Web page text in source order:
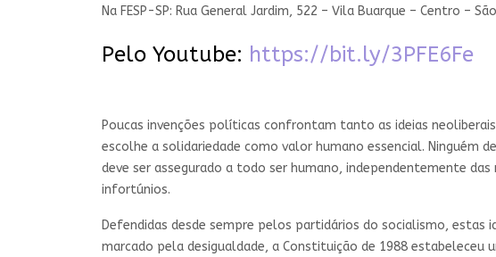
Na FESP-SP: Rua General Jardim, 522 – Vila Buarque – Centro –
Pelo Youtube: https://bit.ly/3PFE6Fe
Poucas invenções políticas confrontam tanto as ideias
escolhe a solidariedade como valor humano essencial. Ninguém
deve ser assegurado a todo ser humano, independentemente
infortúnios.
Defendidas desde sempre pelos partidários do socialismo,
marcado pela desigualdade, a Constituição de 1988